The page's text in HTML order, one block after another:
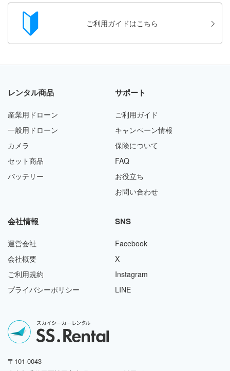
ご利用ガイドはこちら
〒101-0043
レンタル商品
産業用ドローン
一般用ドローン
カメラ
セット商品
バッテリー
サポート
ご利用ガイド
キャンペーン情報
保険について
FAQ
お役立ち
お問い合わせ
会社情報
運営会社
会社概要
ご利用規約
プライバシーポリシー
SNS
Facebook
X
Instagram
LINE